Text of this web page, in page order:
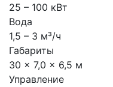
25 – 100 кВт
Вода
1,5 – 3 м³/ч
Габариты
30 × 7,0 × 6,5 м
Управление